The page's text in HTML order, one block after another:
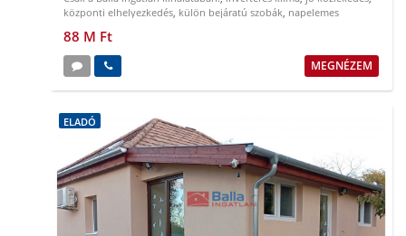
központi elhelyezkedés, külön bejáratú szobák, napelemes
88 M Ft
MEGNÉZEM
ELADÓ